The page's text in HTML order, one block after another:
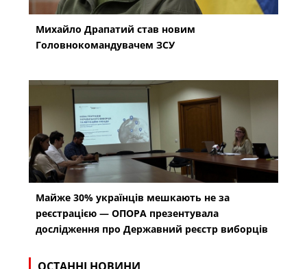
Михайло Драпатий став новим
Головнокомандувачем ЗСУ
Майже 30% українців мешкають не за
реєстрацією — ОПОРА презентувала
дослідження про Державний реєстр виборців